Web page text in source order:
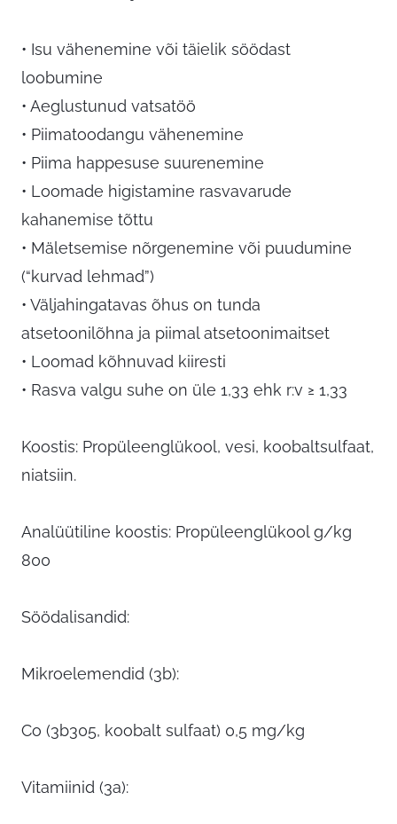
• Isu vähenemine või täielik söödast
loobumine
• Aeglustunud vatsatöö
• Piimatoodangu vähenemine
• Piima happesuse suurenemine
• Loomade higistamine rasvavarude
kahanemise tõttu
• Mäletsemise nõrgenemine või puudumine
(“kurvad lehmad”)
• Väljahingatavas õhus on tunda
atsetoonilõhna ja piimal atsetoonimaitset
• Loomad kõhnuvad kiiresti
• Rasva valgu suhe on üle 1,33 ehk r:v ≥ 1,33
Koostis: Propüleenglükool, vesi, koobaltsulfaat,
niatsiin.
Analüütiline koostis: Propüleenglükool g/kg
800
Söödalisandid:
Mikroelemendid (3b):
Co (3b305, koobalt sulfaat) 0,5 mg/kg
Vitamiinid (3a):